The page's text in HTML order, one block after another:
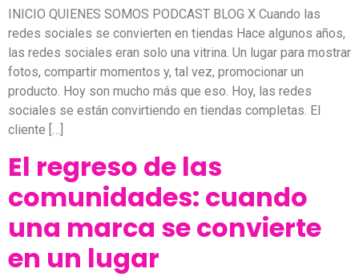
INICIO QUIENES SOMOS PODCAST BLOG X Cuando las
redes sociales se convierten en tiendas Hace algunos años,
las redes sociales eran solo una vitrina. Un lugar para mostrar
fotos, compartir momentos y, tal vez, promocionar un
producto. Hoy son mucho más que eso. Hoy, las redes
sociales se están convirtiendo en tiendas completas. El
cliente […]
El regreso de las
comunidades: cuando
una marca se convierte
en un lugar